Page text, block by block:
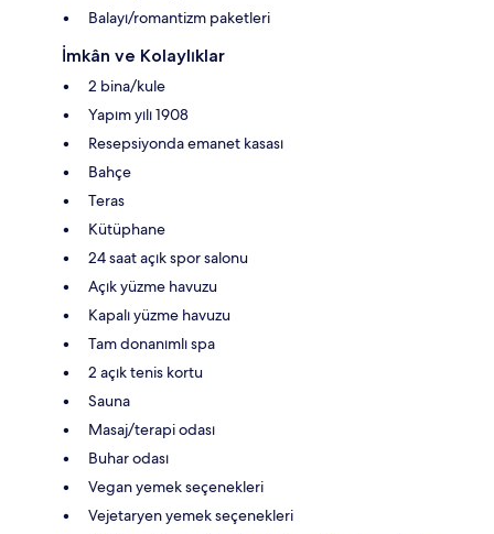
Balayı/romantizm paketleri
İmkân ve Kolaylıklar
2 bina/kule
Yapım yılı 1908
Resepsiyonda emanet kasası
Bahçe
Teras
Kütüphane
24 saat açık spor salonu
Açık yüzme havuzu
Kapalı yüzme havuzu
Tam donanımlı spa
2 açık tenis kortu
Sauna
Masaj/terapi odası
Buhar odası
Vegan yemek seçenekleri
Vejetaryen yemek seçenekleri